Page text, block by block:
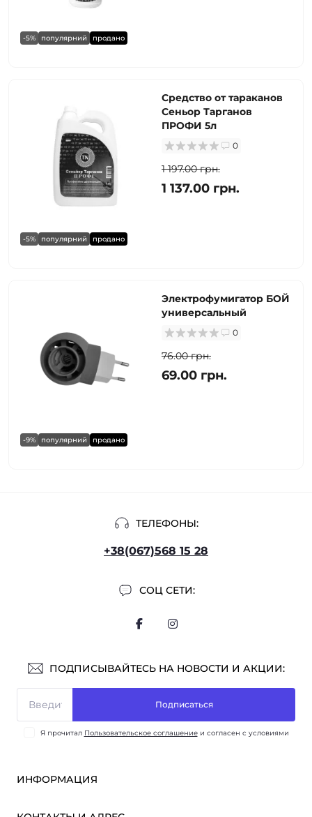
-5% популярний продано
-5% популярний продано
Средство от тараканов
Сеньор Тарганов
ПРОФИ 5л
0
1 197.00 грн.
1 137.00 грн.
-9% популярний продано
Электрофумигатор БОЙ
универсальный
0
76.00 грн.
69.00 грн.
ТЕЛЕФОНЫ:
+38(067)568 15 28
СОЦ СЕТИ:
ПОДПИСЫВАЙТЕСЬ НА НОВОСТИ И АКЦИИ:
Подписаться
Я прочитал Пользовательское соглашениеи согласен с условиями
ИНФОРМАЦИЯ